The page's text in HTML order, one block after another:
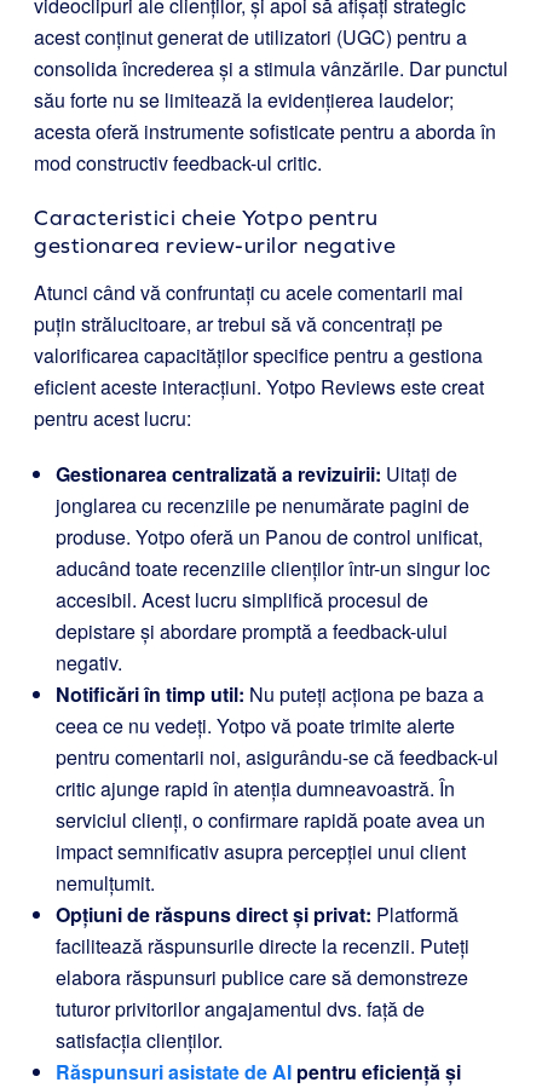
acest conținut generat de utilizatori (UGC) pentru a
consolida încrederea și a stimula vânzările. Dar punctul
său forte nu se limitează la evidențierea laudelor;
acesta oferă instrumente sofisticate pentru a aborda în
mod constructiv feedback-ul critic.
Caracteristici cheie Yotpo pentru
gestionarea review-urilor negative
Atunci când vă confruntați cu acele comentarii mai
puțin strălucitoare, ar trebui să vă concentrați pe
valorificarea capacităților specifice pentru a gestiona
eficient aceste interacțiuni. Yotpo Reviews este creat
pentru acest lucru:
Gestionarea centralizată a revizuirii: Uitați de
jonglarea cu recenziile pe nenumărate pagini de
produse. Yotpo oferă un Panou de control unificat,
aducând toate recenziile clienților într-un singur loc
accesibil. Acest lucru simplifică procesul de
depistare și abordare promptă a feedback-ului
negativ.
Notificări în timp util: Nu puteți acționa pe baza a
ceea ce nu vedeți. Yotpo vă poate trimite alerte
pentru comentarii noi, asigurându-se că feedback-ul
critic ajunge rapid în atenția dumneavoastră. În
serviciul clienți, o confirmare rapidă poate avea un
impact semnificativ asupra percepției unui client
nemulțumit.
Opțiuni de răspuns direct și privat: Platformă
facilitează răspunsurile directe la recenzii. Puteți
elabora răspunsuri publice care să demonstreze
tuturor privitorilor angajamentul dvs. față de
satisfacția clienților.
Răspunsuri asistate de AI pentru eficiență și